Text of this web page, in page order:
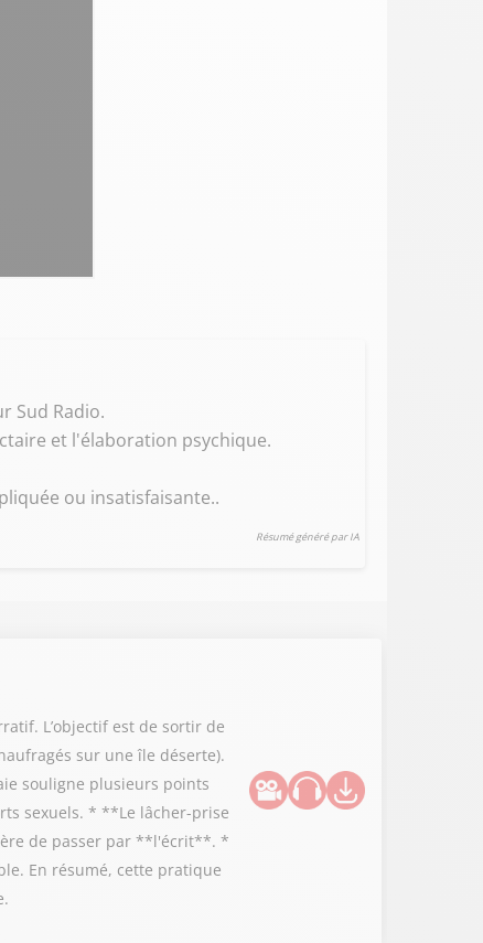
Sud Radio.
et l'élaboration psychique.
ou insatisfaisante..
Résumé généré par IA
L’objectif est de sortir de
sur une île déserte).
souligne plusieurs points
sexuels. * **Le lâcher-prise
de passer par **l'écrit**. *
En résumé, cette pratique